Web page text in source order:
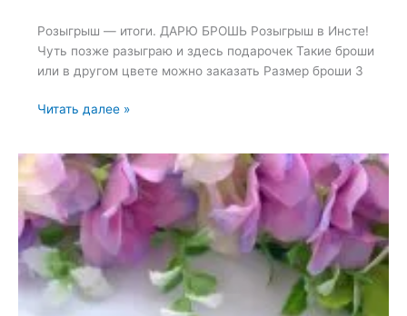
Розыгрыш — итоги. ДАРЮ БРОШЬ Розыгрыш в Инсте!
Чуть позже разыграю и здесь подарочек Такие броши
или в другом цвете можно заказать Размер броши 3
Розыгрыш
—
17
мая
2023
—
14:57
Читать далее »